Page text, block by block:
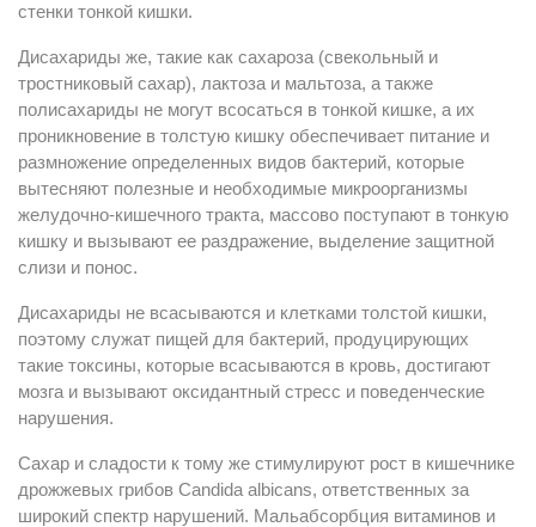
стенки тонкой кишки.
Дисахариды же, такие как сахароза (свекольный и
тростниковый сахар), лактоза и мальтоза, а также
полисахариды не могут всосаться в тонкой кишке, а их
проникновение в толстую кишку обеспечивает питание и
размножение определенных видов бактерий, которые
вытесняют полезные и необходимые микроорганизмы
желудочно-кишечного тракта, массово поступают в тонкую
кишку и вызывают ее раздражение, выделение защитной
слизи и понос.
Дисахариды не всасываются и клетками толстой кишки,
поэтому служат пищей для бактерий, продуцирующих
такие токсины, которые всасываются в кровь, достигают
мозга и вызывают оксидантный стресс и поведенческие
нарушения.
Сахар и сладости к тому же стимулируют рост в кишечнике
дрожжевых грибов Candida albicans, ответственных за
широкий спектр нарушений. Мальабсорбция витаминов и